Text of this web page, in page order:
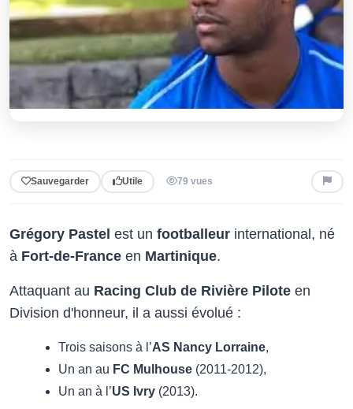
Sauvegarder Utile 79 vues
Grégory Pastel est un footballeur international, né
à Fort-de-France en Martinique.
Attaquant au Racing Club de Rivière Pilote en
Division d'honneur, il a aussi évolué :
Trois saisons à l’AS Nancy Lorraine,
Un an au FC Mulhouse (2011-2012),
Un an à l’US Ivry (2013).